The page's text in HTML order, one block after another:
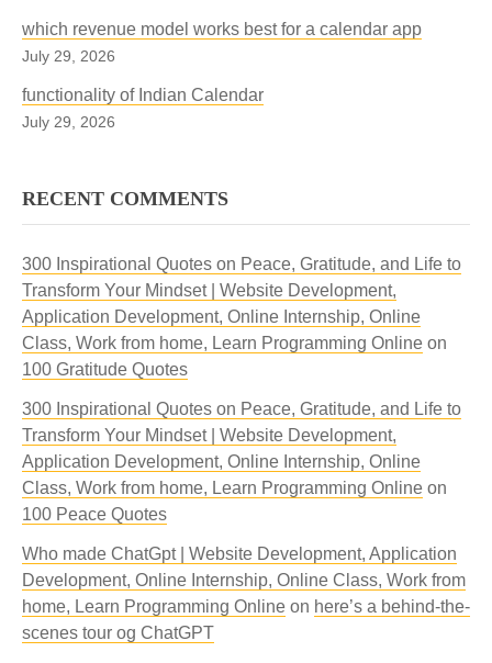
which revenue model works best for a calendar app
July 29, 2026
functionality of Indian Calendar
July 29, 2026
RECENT COMMENTS
300 Inspirational Quotes on Peace, Gratitude, and Life to
Transform Your Mindset | Website Development,
Application Development, Online Internship, Online
Class, Work from home, Learn Programming Online on
100 Gratitude Quotes
300 Inspirational Quotes on Peace, Gratitude, and Life to
Transform Your Mindset | Website Development,
Application Development, Online Internship, Online
Class, Work from home, Learn Programming Online on
100 Peace Quotes
Who made ChatGpt | Website Development, Application
Development, Online Internship, Online Class, Work from
home, Learn Programming Online on here’s a behind-the-
scenes tour og ChatGPT